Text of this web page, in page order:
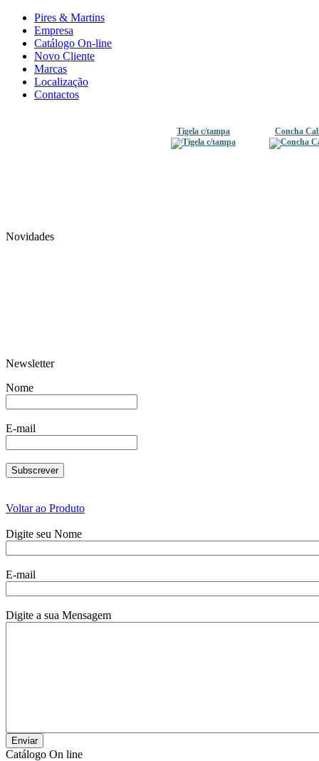
Pires & Martins
Empresa
Catálogo On-line
Novo Cliente
Marcas
Localização
Contactos
Tigela c/tampa Concha
Novidades
Newsletter
Nome
E-mail
Voltar ao Produto
Digite seu Nome
E-mail
Digite a sua Mensagem
Catálogo On line